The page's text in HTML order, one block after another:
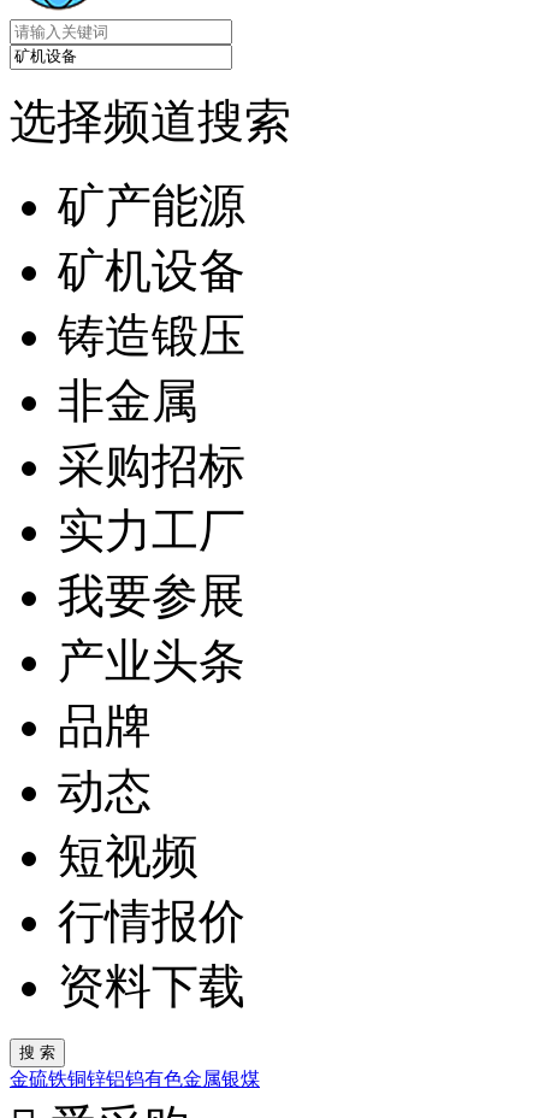
选择频道搜索
矿产能源
矿机设备
铸造锻压
非金属
采购招标
实力工厂
我要参展
产业头条
品牌
动态
短视频
行情报价
资料下载
金硫铁铜锌铝钨有色金属银煤